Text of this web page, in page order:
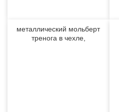
металлический мольберт
тренога в чехле,